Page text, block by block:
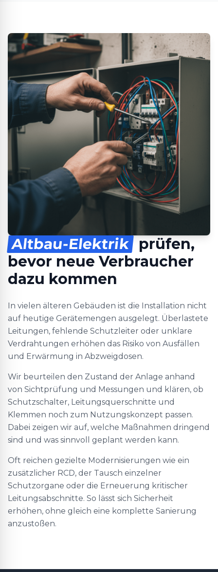
Altbau-Elektrik prüfen,
bevor neue Verbraucher
dazu kommen
In vielen älteren Gebäuden ist die Installation nicht
auf heutige Gerätemengen ausgelegt. Überlastete
Leitungen, fehlende Schutzleiter oder unklare
Verdrahtungen erhöhen das Risiko von Ausfällen
und Erwärmung in Abzweigdosen.
Wir beurteilen den Zustand der Anlage anhand
von Sichtprüfung und Messungen und klären, ob
Schutzschalter, Leitungsquerschnitte und
Klemmen noch zum Nutzungskonzept passen.
Dabei zeigen wir auf, welche Maßnahmen dringend
sind und was sinnvoll geplant werden kann.
Oft reichen gezielte Modernisierungen wie ein
zusätzlicher RCD, der Tausch einzelner
Schutzorgane oder die Erneuerung kritischer
Leitungsabschnitte. So lässt sich Sicherheit
erhöhen, ohne gleich eine komplette Sanierung
anzustoßen.